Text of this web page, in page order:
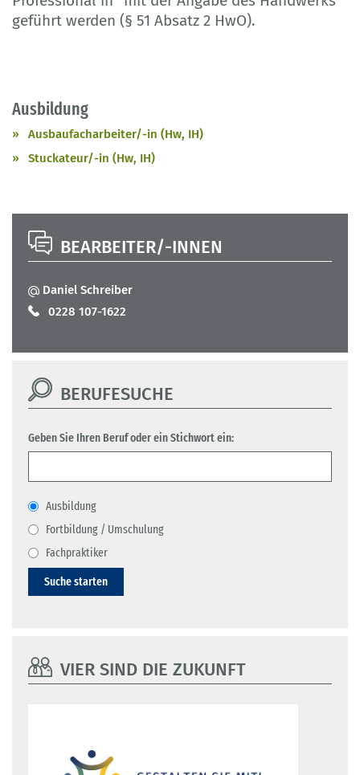
geführt werden (§ 51 Absatz 2 HwO).
Ausbildung
Ausbaufacharbeiter/-in (Hw, IH)
Stuckateur/-in (Hw, IH)
BEARBEITER/-INNEN
Daniel Schreiber
0228 107-1622
BERUFESUCHE
Geben Sie Ihren Beruf oder ein Stichwort ein:
Ausbildung
Fortbildung / Umschulung
Fachpraktiker
Suche starten
VIER SIND DIE ZUKUNFT